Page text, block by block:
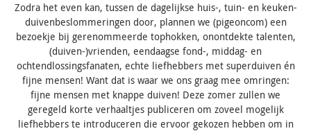
Zodra het even kan, tussen de dagelijkse huis-, tuin- en keuken-
duivenbeslommeringen door, plannen we (pigeoncom) een
bezoekje bij gerenommeerde tophokken, onontdekte talenten,
(duiven-)vrienden, eendaagse fond-, middag- en
ochtendlossingsfanaten, echte liefhebbers met superduiven én
fijne mensen! Want dat is waar we ons graag mee omringen:
fijne mensen met knappe duiven! Deze zomer zullen we
geregeld korte verhaaltjes publiceren om zoveel mogelijk
liefhebbers te introduceren die ervoor gekozen hebben om in